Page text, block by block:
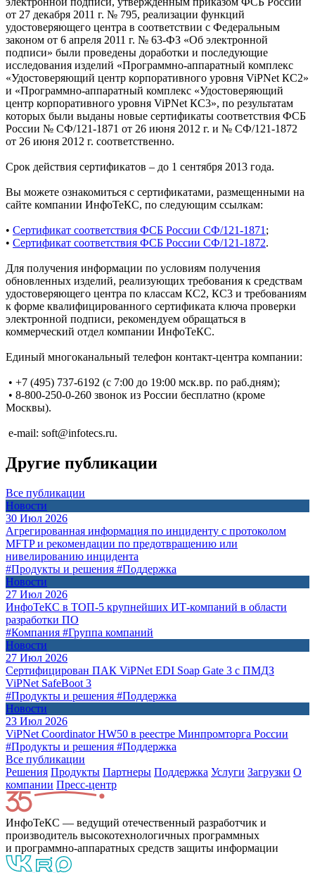
от 27 декабря 2011 г. № 795, реализации функций
удостоверяющего центра в соответствии с Федеральным
законом от 6 апреля 2011 г. № 63-ФЗ «Об электронной
подписи» были проведены доработки и последующие
исследования изделий «Программно-аппаратный комплекс
«Удостоверяющий центр корпоративного уровня ViPNet КС2»
и «Программно-аппаратный комплекс «Удостоверяющий
центр корпоративного уровня ViPNet КС3», по результатам
которых были выданы новые сертификаты соответствия ФСБ
России № СФ/121-1871 от 26 июня 2012 г. и № СФ/121-1872
от 26 июня 2012 г. соответственно.
Срок действия сертификатов – до 1 сентября 2013 года.
Вы можете ознакомиться с сертификатами, размещенными на
сайте компании ИнфоТеКС, по следующим ссылкам:
• Сертификат соответствия ФСБ России СФ/121-1871 ;
• Сертификат соответствия ФСБ России СФ/121-1872.
Для получения информации по условиям получения
обновленных изделий, реализующих требования к средствам
удостоверяющего центра по классам КС2, КС3 и требованиям
к форме квалифицированного сертификата ключа проверки
электронной подписи, рекомендуем обращаться в
коммерческий отдел компании ИнфоТеКС.
Единый многоканальный телефон контакт-центра компании:
• +7 (495) 737-6192 (с 7:00 до 19:00 мск.вр. по раб.дням);
• 8-800-250-0-260 звонок из России бесплатно (кроме
Москвы).
e-mail: soft@infotecs.ru.
Другие публикации
Все публикации
Новости
30 Июл 2026
Агрегированная информация по инциденту с протоколом
MFTP и рекомендации по предотвращению или
нивелированию инцидента
#Продукты и решения #Поддержка
Новости
27 Июл 2026
ИнфоТеКС в ТОП-5 крупнейших ИТ-компаний в области
разработки ПО
#Компания #Группа компаний
Новости
27 Июл 2026
Сертифицирован ПАК ViPNet EDI Soap Gate 3 с ПМДЗ
ViPNet SafeBoot 3
#Продукты и решения #Поддержка
Новости
23 Июл 2026
ViPNet Coordinator HW50 в реестре Минпромторга России
#Продукты и решения #Поддержка
Все публикации
Решения Продукты Партнeры Поддержка Услуги Загрузки О
компании Пресс-центр
ИнфоТеКС — ведущий отечественный разработчик и
производитель высокотехнологичных программных
и программно-аппаратных средств защиты информации